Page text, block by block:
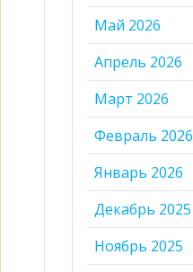
Май 2026
Апрель 2026
Март 2026
Февраль 2026
Январь 2026
Декабрь 2025
Ноябрь 2025